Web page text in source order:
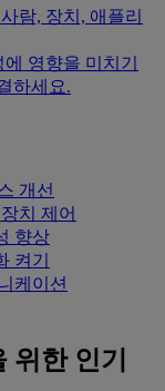
람, 장치, 애플리
영향을 미치기
하세요.
개선
치 제어
향상
켜기
케이션
위한 인기